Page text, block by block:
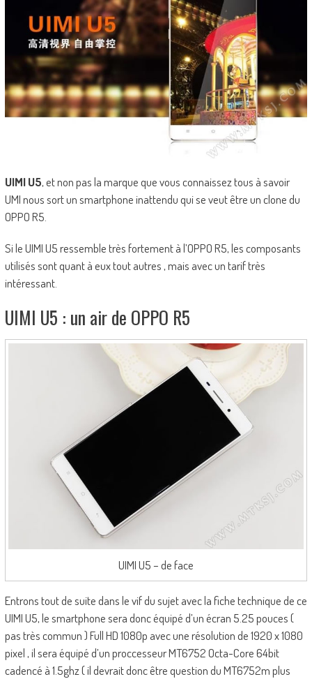
UIMI U5, et non pas la marque que vous connaissez tous à savoir
UMI nous sort un smartphone inattendu qui se veut être un clone du
OPPO R5.
Si le UIMI U5 ressemble très fortement à l’OPPO R5, les composants
utilisés sont quant à eux tout autres , mais avec un tarif très
intéressant.
UIMI U5 : un air de OPPO R5
UIMI U5 – de face
Entrons tout de suite dans le vif du sujet avec la fiche technique de ce
UIMI U5, le smartphone sera donc équipé d’un écran 5.25 pouces (
pas très commun ) Full HD 1080p avec une résolution de 1920 x 1080
pixel , il sera équipé d’un proccesseur MT6752 Octa-Core 64bit
cadencé à 1.5ghz ( il devrait donc être question du MT6752m plus